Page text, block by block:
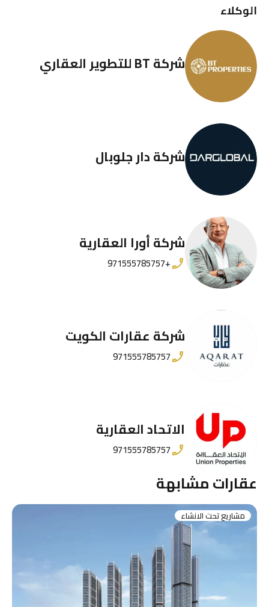
الوكلاء
شركة BT للتطوير العقاري
شركة دار جلوبال
شركة أورا العقارية
+971555785757
شركة عقارات الكويت
971555785757
الاتحاد العقارية
971555785757
عقارات مشابهة
مشاريع تحت الانشاء